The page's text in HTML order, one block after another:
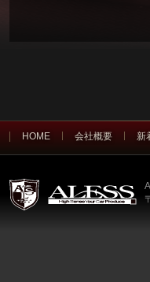
HOME 会社概要 新